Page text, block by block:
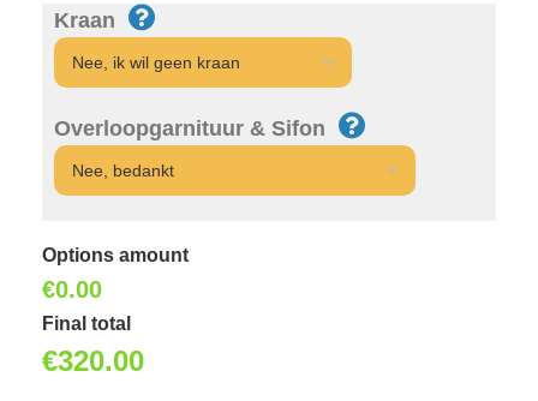
Kraan
Overloopgarnituur & Sifon
Options amount
€0.00
Final total
€320.00